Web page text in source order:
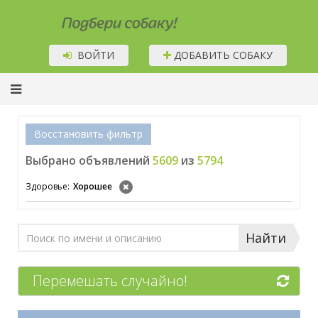
Подбери собаку!
ВОЙТИ ДОБАВИТЬ СОБАКУ
Восстановить фильтр
Выбрано объявлений 5609 из 5794
Здоровье: Хорошее
Найти
Перемешать случайно!